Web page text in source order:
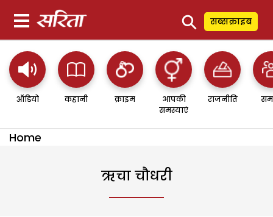
⚲ सब्सक्राइब
ऑडियो कहानी क्राइम
आपकी
समस्याएं
राजनीति
Home
ऋचा चौधरी